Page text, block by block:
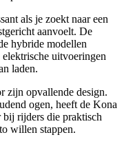
als je zoekt naar een
aanvoelt. De
hybride modellen
uitvoeringen
laden.
zijn opvallende design.
ogen, heeft de Kona
bij rijders die praktisch
willen stappen.